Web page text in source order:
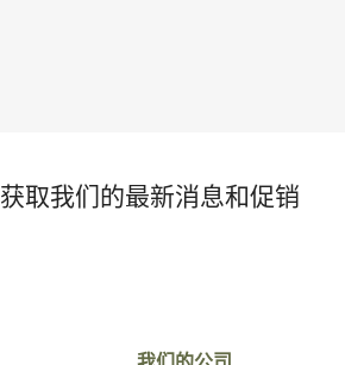
获取我们的最新消息和促销